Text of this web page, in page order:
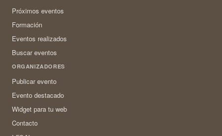
Próximos eventos
Formación
Eventos realizados
Buscar eventos
ORGANIZADORES
Publicar evento
Evento destacado
Widget para tu web
Contacto